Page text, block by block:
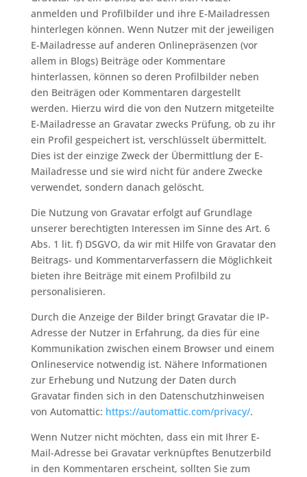
anmelden und Profilbilder und ihre E-Mailadressen
hinterlegen können. Wenn Nutzer mit der jeweiligen
E-Mailadresse auf anderen Onlinepräsenzen (vor
allem in Blogs) Beiträge oder Kommentare
hinterlassen, können so deren Profilbilder neben
den Beiträgen oder Kommentaren dargestellt
werden. Hierzu wird die von den Nutzern mitgeteilte
E-Mailadresse an Gravatar zwecks Prüfung, ob zu ihr
ein Profil gespeichert ist, verschlüsselt übermittelt.
Dies ist der einzige Zweck der Übermittlung der E-
Mailadresse und sie wird nicht für andere Zwecke
verwendet, sondern danach gelöscht.
Die Nutzung von Gravatar erfolgt auf Grundlage
unserer berechtigten Interessen im Sinne des Art. 6
Abs. 1 lit. f) DSGVO, da wir mit Hilfe von Gravatar den
Beitrags- und Kommentarverfassern die Möglichkeit
bieten ihre Beiträge mit einem Profilbild zu
personalisieren.
Durch die Anzeige der Bilder bringt Gravatar die IP-
Adresse der Nutzer in Erfahrung, da dies für eine
Kommunikation zwischen einem Browser und einem
Onlineservice notwendig ist. Nähere Informationen
zur Erhebung und Nutzung der Daten durch
Gravatar finden sich in den Datenschutzhinweisen
von Automattic: https://automattic.com/privacy/.
Wenn Nutzer nicht möchten, dass ein mit Ihrer E-
Mail-Adresse bei Gravatar verknüpftes Benutzerbild
in den Kommentaren erscheint, sollten Sie zum